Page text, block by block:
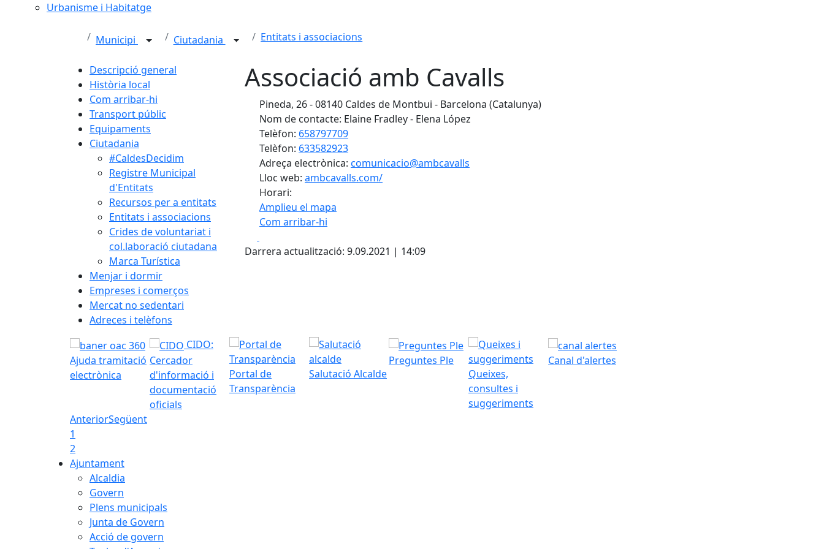
Urbanisme i Habitatge
Municipi Ciutadania Entitats i associacions
Descripció general
Història local
Com arribar-hi
Transport públic
Equipaments
Ciutadania
#CaldesDecidim
Registre Municipal
d'Entitats
Recursos per a entitats
Entitats i associacions
Crides de voluntariat i
col.laboració ciutadana
Marca Turística
Menjar i dormir
Empreses i comerços
Mercat no sedentari
Adreces i telèfons
Associació amb Cavalls
Pineda, 26 - 08140 Caldes de Montbui - Barcelona (Catalunya)
Nom de contacte: Elaine Fradley - Elena López
Telèfon: 658797709
Telèfon: 633582923
Adreça electrònica: comunicacio@ambcavalls
Lloc web: ambcavalls.com/
Horari:
Amplieu el mapa
Com arribar-hi
+
Darrera actualització: 9.09.2021 | 14:09
Ajuda tramitació
electrònica
CIDO:
Cercador
d'informació i
documentació
oficials
Portal de
Transparència
Salutació Alcalde
Preguntes Ple
Queixes,
consultes i
suggeriments
Canal d'alertes
AnteriorSegüent
1
2
Ajuntament
Alcaldia
Govern
Plens municipals
Junta de Govern
Acció de govern